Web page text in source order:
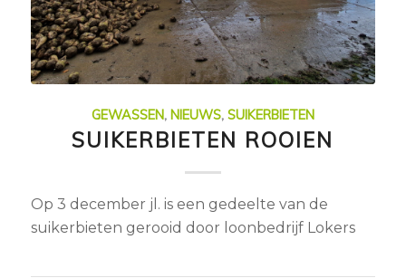
GEWASSEN, NIEUWS, SUIKERBIETEN
SUIKERBIETEN ROOIEN
Op 3 december jl. is een gedeelte van de
suikerbieten gerooid door loonbedrijf Lokers